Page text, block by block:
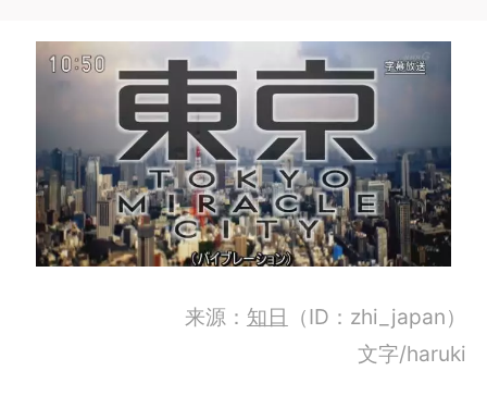
来源： 知日
（ID：zhi_japan）
文字/haruki